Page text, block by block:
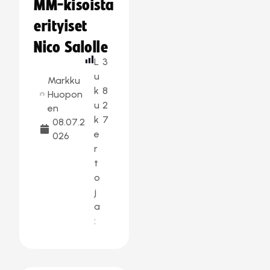
MM-kisoista
erityiset
Nico Salolle
Markku
Huopon
en
08.07.2
026
L
u
k
u
k
e
r
t
o
j
a
:
3
8
2
7